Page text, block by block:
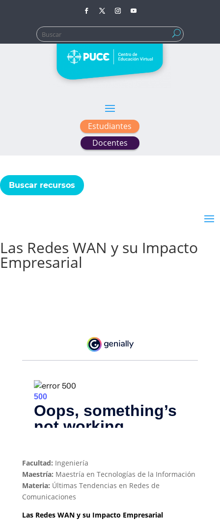
Buscar:
Estudiantes
Docentes
Buscar recursos
Las Redes WAN y su Impacto
Empresarial
Facultad: Ingeniería
Maestría: Maestría en Tecnologías de la Información
Materia: Últimas Tendencias en Redes de
Comunicaciones
Las Redes WAN y su Impacto Empresarial